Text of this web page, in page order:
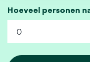
Hoeveel personen